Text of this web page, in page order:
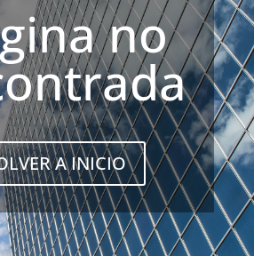
no
A INICIO